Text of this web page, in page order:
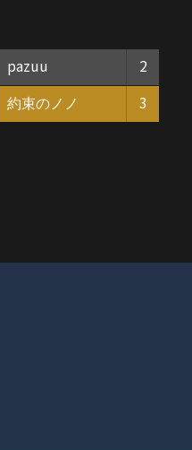
pazuu 2
約束のノノ 3